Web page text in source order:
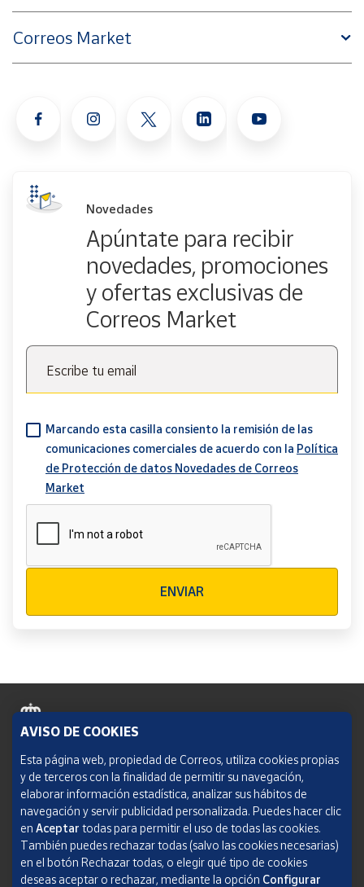
Correos Market
Novedades
Apúntate para recibir
novedades, promociones
y ofertas exclusivas de
Correos Market
Escribe tu email
Marcando esta casilla consiento la remisión de las
comunicaciones comerciales de acuerdo con la Política
de Protección de datos Novedades de Correos
Market
ENVIAR
Política de cookies
Aviso legal
Condiciones del servicio
Política de Privacidad Web
AVISO DE COOKIES
Esta página web, propiedad de Correos, utiliza cookies propias
y de terceros con la finalidad de permitir su navegación,
elaborar información estadística, analizar sus hábitos de
navegación y servir publicidad personalizada. Puedes hacer clic
en Aceptar todas para permitir el uso de todas las cookies.
También puedes rechazar todas (salvo las cookies necesarias)
en el botón Rechazar todas, o elegir qué tipo de cookies
deseas aceptar o rechazar, mediante la opción Configurar